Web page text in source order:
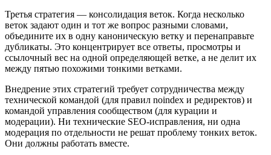
Третья стратегия — консолидация веток. Когда несколько
веток задают один и тот же вопрос разными словами,
объедините их в одну каноническую ветку и перенаправьте
дубликаты. Это концентрирует все ответы, просмотры и
ссылочный вес на одной определяющей ветке, а не делит их
между пятью похожими тонкими ветками.
Внедрение этих стратегий требует сотрудничества между
технической командой (для правил noindex и редиректов) и
командой управления сообществом (для курации и
модерации). Ни технические SEO-исправления, ни одна
модерация по отдельности не решат проблему тонких веток.
Они должны работать вместе.